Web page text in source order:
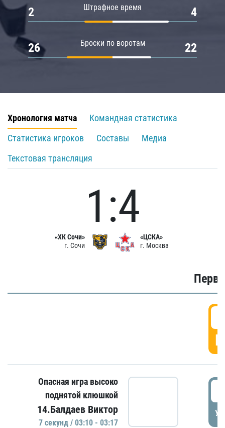
Штрафное время
2 4
Броски по воротам
26 22
Хронология матча
Командная статистика
Статистика игроков
Составы
Медиа
Текстовая трансляция
«ХК Сочи»
г. Сочи
1:4
«ЦСКА»
г. Москва
Опасная игра высоко
поднятой клюшкой
14.Балдаев Виктор
7 секунд / 03:10 - 03:17